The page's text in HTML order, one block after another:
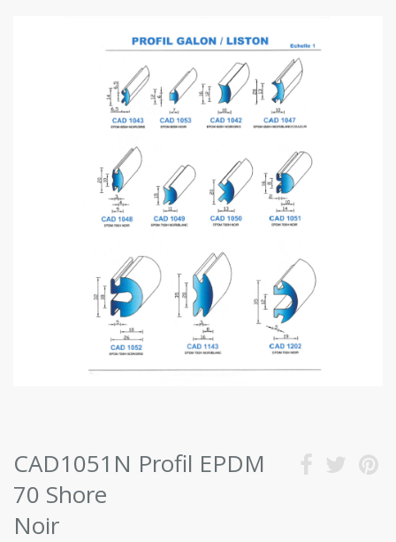
CAD1051N Profil EPDM
70 Shore
Noir